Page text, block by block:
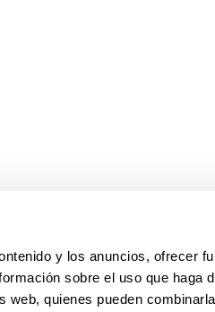
y los anuncios, ofrecer
sobre el uso que haga
quienes pueden